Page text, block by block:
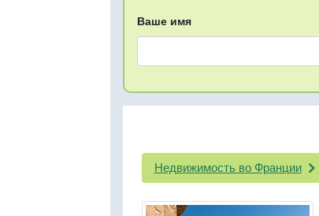
Ваше имя
Недвижимость во Франции